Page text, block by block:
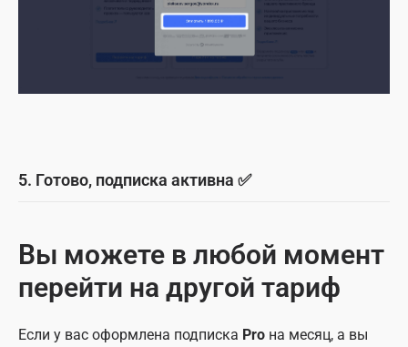
5. Готово, подписка активна ✅
Вы можете в любой момент
перейти на другой тариф
Если у вас оформлена подписка Pro на месяц, а вы